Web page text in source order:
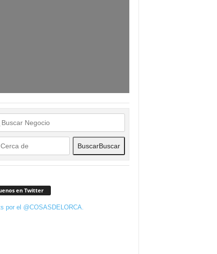
BuscarBuscar
en Twitter
por el @COSASDELORCA.